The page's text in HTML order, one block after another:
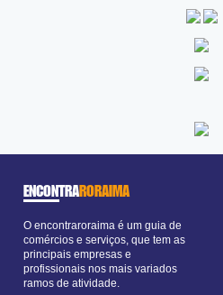
ENCONTRARORAIMA
O encontraroraima é um guia de
comércios e serviços, que tem as
principais empresas e
profissionais nos mais variados
ramos de atividade.